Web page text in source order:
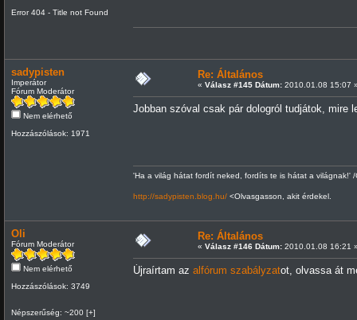
Error 404 - Title not Found
sadypisten
Imperátor
Fórum Moderátor
Nem elérhető
Hozzászólások: 1971
Re: Általános
« Válasz #145 Dátum:2010.01.08 15:07
Jobban szóval csak pár dologról tudjátok, mire
'Ha a világ hátat fordít neked, fordíts te is hátat a világnak!' /
http://sadypisten.blog.hu/<Olvasgasson, akit érdekel.
Oli
Fórum Moderátor
Nem elérhető
Hozzászólások: 3749
Népszerűség: ~200 [+]
Re: Általános
« Válasz #146 Dátum:2010.01.08 16:21
Újraírtam az alfórum szabályzatot, olvassa át